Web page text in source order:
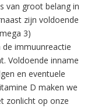
van groot belang in
zijn voldoende
3)
immuunreactie
Voldoende inname
en eventuele
D maken we
zonlicht op onze